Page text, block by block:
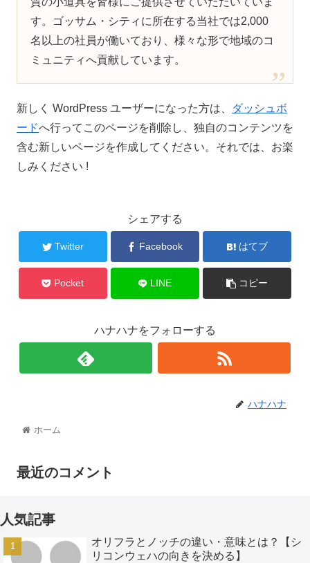
す。ゴッサム・シティに所在する当社では2,000
名以上の社員が働いており、様々な形で地域のコ
ミュニティへ貢献しています。
新しく WordPress ユーザーになった方は、
ダッシュボ
ードへ行ってこのページを削除し、独自のコンテンツを
含む新しいページを作成してください。それでは、お楽
しみください !
シェアする
Twitter Facebook はてブ
Pocket LINE コピー
ハナハナをフォローする
ハナハナ
ホーム
最近のコメント
人気記事
オリフラとノッチの違い・意味とは？【シ
リコンウェハの向きを決める】